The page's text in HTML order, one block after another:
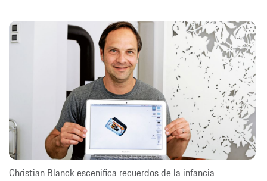
Christian Blanck escenifica recuerdos de la infancia